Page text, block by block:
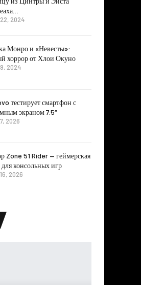
2024
Монро и «Невесты»:
хоррор от Хлои Окуно
2024
тестирует смартфон с
экраном 7.5″
2026
Zone 51 Rider — геймерская
для консольных игр
2026